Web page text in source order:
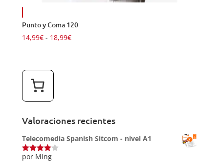
Punto y Coma 120
14,99€ - 18,99€Rango
Valoraciones recientes
Telecomedia Spanish Sitcom - nivel A1
Valorado
por Ming